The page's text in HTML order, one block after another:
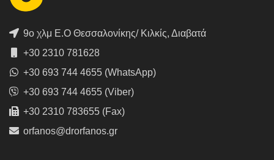
9ο χλμ Ε.Ο Θεσσαλονίκης/ Κιλκίς, Διαβατά
+30 2310 781628
+30 693 744 4655 (WhatsApp)
+30 693 744 4655 (Viber)
+30 2310 783655 (Fax)
orfanos@drorfanos.gr